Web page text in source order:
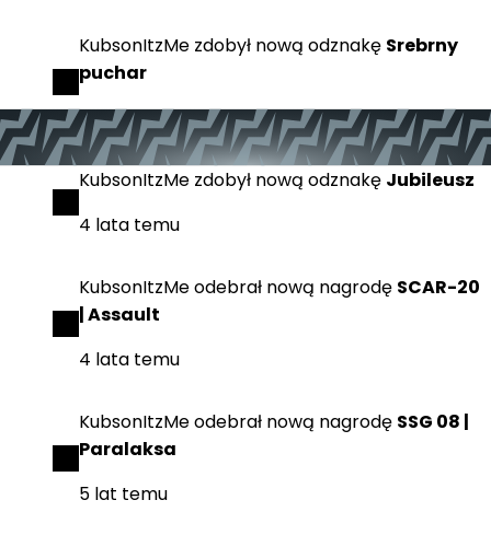
KubsonItzMe zdobył nową odznakę Srebrny
puchar
4 lata temu
KubsonItzMe zdobył nową odznakę Jubileusz
4 lata temu
KubsonItzMeodebrał nową nagrodę SCAR-20
| Assault
4 lata temu
KubsonItzMeodebrał nową nagrodę SSG 08 |
Paralaksa
5 lat temu